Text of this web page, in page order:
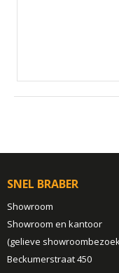
SNEL BRABER
Showroom
Showroom en kantoor
(gelieve
Beckumerstraat 450